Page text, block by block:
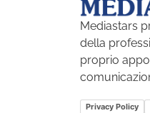
Mediastars
della
proprio
Privacy Policy